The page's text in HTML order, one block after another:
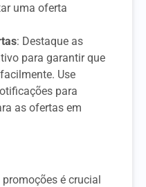
uma oferta
: Destaque as
para garantir que
Use
para
as ofertas em
é crucial